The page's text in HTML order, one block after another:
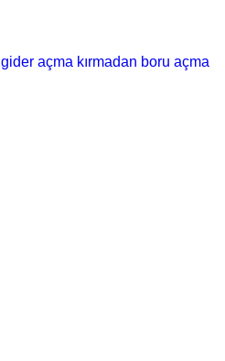
gider açma kırmadan boru açma